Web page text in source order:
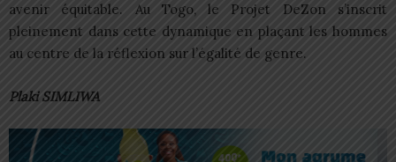
avenir équitable. Au Togo, le Projet DeZon s’inscrit
pleinement dans cette dynamique en plaçant les hommes
au centre de la réflexion sur l’égalité de genre.
Plaki SIMLIWA